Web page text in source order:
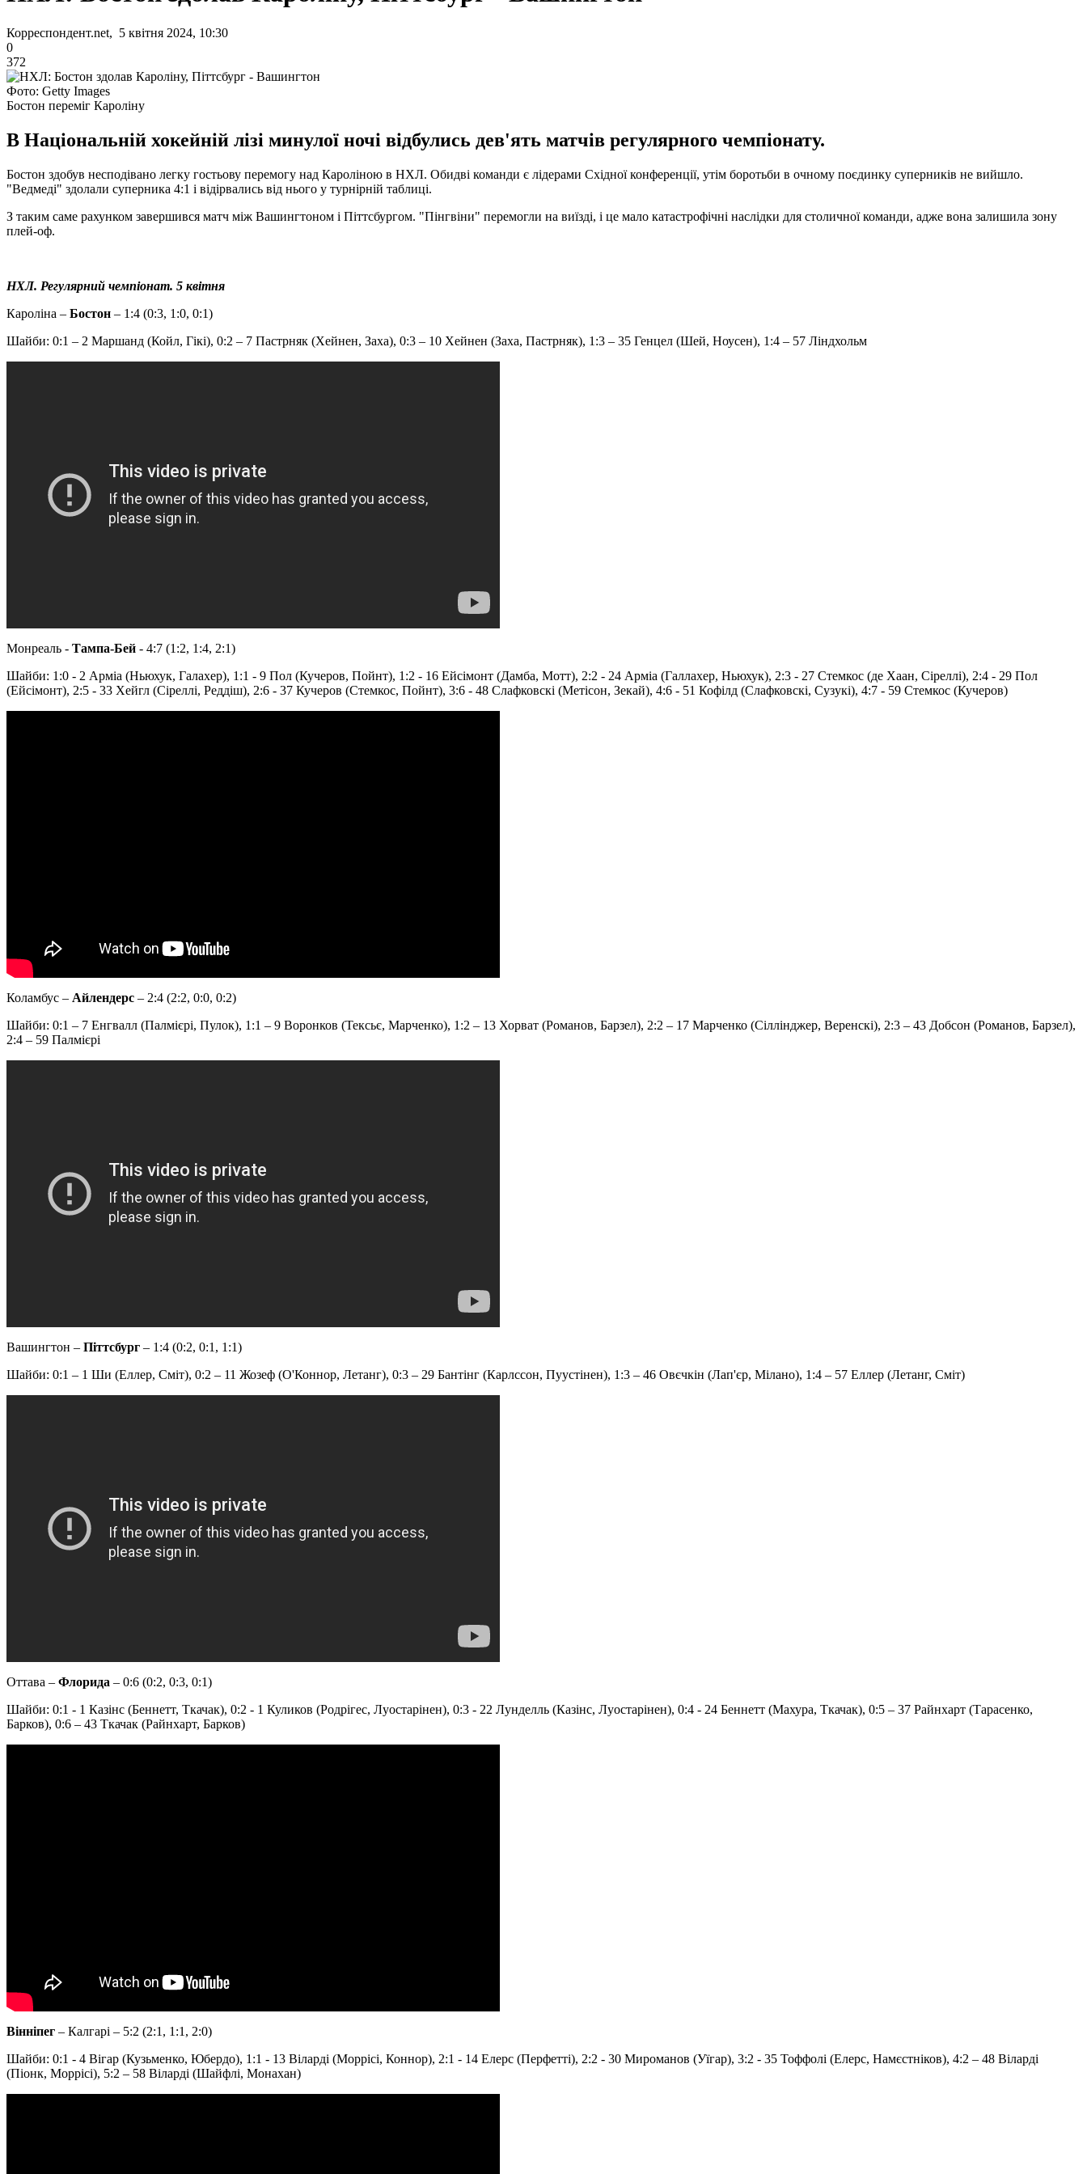
Корреспондент.net, 5 квітня 2024, 10:30
0
372
Фото: Getty Images
Бостон переміг Кароліну
В Національній хокейній лізі минулої ночі відбулись дев'ять матчів регулярного чемпіонату.
Бостон здобув несподівано легку гостьову перемогу над Кароліною в НХЛ. Обидві команди є лідерами Східної конференції, утім боротьби в очному поєдинку суперників не вийшло.
"Ведмеді" здолали суперника 4:1 і відірвались від нього у турнірній таблиці.
З таким саме рахунком завершився матч між Вашингтоном і Піттсбургом. "Пінгвіни" перемогли на виїзді, і це мало катастрофічні наслідки для столичної команди, адже вона залишила зону
плей-оф.
НХЛ. Регулярний чемпіонат. 5 квітня
Кароліна – Бостон – 1:4 (0:3, 1:0, 0:1)
Шайби: 0:1 – 2 Маршанд (Койл, Гікі), 0:2 – 7 Пастрняк (Хейнен, Заха), 0:3 – 10 Хейнен (Заха, Пастрняк), 1:3 – 35 Генцел (Шей, Ноусен), 1:4 – 57 Ліндхольм
Монреаль - Тампа-Бей - 4:7 (1:2, 1:4, 2:1)
Шайби: 1:0 - 2 Арміа (Ньюхук, Галахер), 1:1 - 9 Пол (Кучеров, Пойнт), 1:2 - 16 Ейсімонт (Дамба, Мотт), 2:2 - 24 Арміа (Галлахер, Ньюхук), 2:3 - 27 Стемкос (де Хаан, Сіреллі), 2:4 - 29 Пол
(Ейсімонт), 2:5 - 33 Хейгл (Сіреллі, Реддіш), 2:6 - 37 Кучеров (Стемкос, Пойнт), 3:6 - 48 Слафковскі (Метісон, Зекай), 4:6 - 51 Кофілд (Слафковскі, Сузукі), 4:7 - 59 Стемкос (Кучеров)
Коламбус – Айлендерс – 2:4 (2:2, 0:0, 0:2)
Шайби: 0:1 – 7 Енгвалл (Палмієрі, Пулок), 1:1 – 9 Воронков (Тексьє, Марченко), 1:2 – 13 Хорват (Романов, Барзел), 2:2 – 17 Марченко (Сіллінджер, Веренскі), 2:3 – 43 Добсон (Романов, Барзел),
2:4 – 59 Палмієрі
Вашингтон – Піттсбург – 1:4 (0:2, 0:1, 1:1)
Шайби: 0:1 – 1 Ши (Еллер, Сміт), 0:2 – 11 Жозеф (О'Коннор, Летанг), 0:3 – 29 Бантінг (Карлссон, Пуустінен), 1:3 – 46 Овєчкін (Лап'єр, Мілано), 1:4 – 57 Еллер (Летанг, Сміт)
Оттава – Флорида – 0:6 (0:2, 0:3, 0:1)
Шайби: 0:1 - 1 Казінс (Беннетт, Ткачак), 0:2 - 1 Куликов (Родрігес, Луостарінен), 0:3 - 22 Лунделль (Казінс, Луостарінен), 0:4 - 24 Беннетт (Махура, Ткачак), 0:5 – 37 Райнхарт (Тарасенко,
Барков), 0:6 – 43 Ткачак (Райнхарт, Барков)
Вінніпег – Калгарі – 5:2 (2:1, 1:1, 2:0)
Шайби: 0:1 - 4 Вігар (Кузьменко, Юбердо), 1:1 - 13 Віларді (Моррісі, Коннор), 2:1 - 14 Елерс (Перфетті), 2:2 - 30 Мироманов (Уїгар), 3:2 - 35 Тоффолі (Елерс, Намєстніков), 4:2 – 48 Віларді
(Піонк, Моррісі), 5:2 – 58 Віларді (Шайфлі, Монахан)